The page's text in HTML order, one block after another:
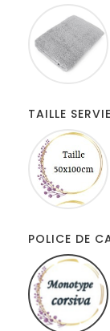
TAILLE
POLICE DE